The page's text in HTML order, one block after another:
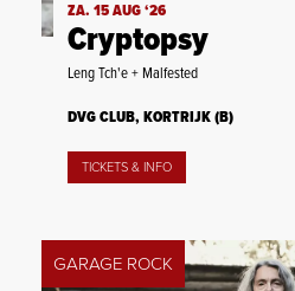
ZA. 15 AUG ‘26
Cryptopsy
Leng Tch'e + Malfested
DVG CLUB, KORTRIJK (B)
TICKETS & INFO
GARAGE ROCK